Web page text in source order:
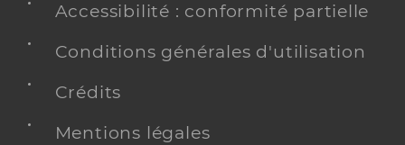
Accessibilité : conformité partielle
Conditions générales d'utilisation
Crédits
Mentions légales